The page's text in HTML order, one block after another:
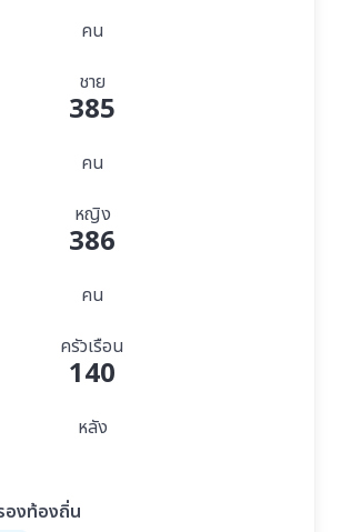
คน
ชาย
385
คน
หญิง
386
คน
ครัวเรือน
140
หลัง
องท้องถิ่น